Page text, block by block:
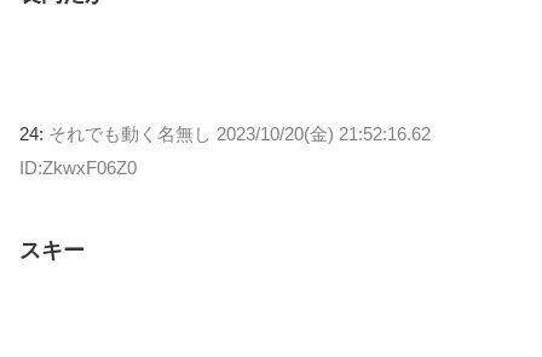
24: それでも動く名無し 2023/10/20(金) 21:52:16.62
ID:ZkwxF06Z0
スキー